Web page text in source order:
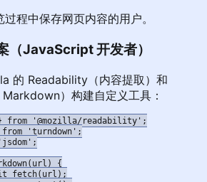
程中保存网页内容的用户。
（JavaScript 开发者）
的 Readability（内容提取）和
）构建自定义工具：
from '@mozilla/readability';
from 'turndown';
{
fetch(url);